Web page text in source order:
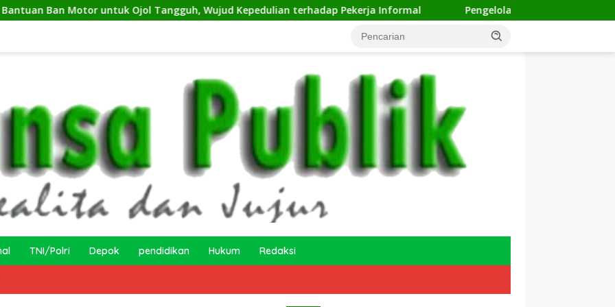
Ojol Tangguh, Wujud Kepedulian terhadap Pekerja Informal Pengelolaan Sampah Makin Efisien, Dosen Ilmu
TNI/Polri Depok pendidikan Hukum Redaksi